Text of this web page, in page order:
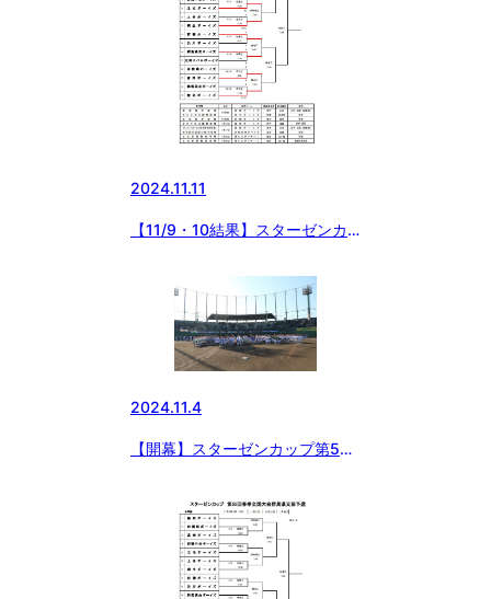
2024.11.11
【11/9・10結果】スターゼンカ
2024.11.4
【開幕】スターゼンカップ第55